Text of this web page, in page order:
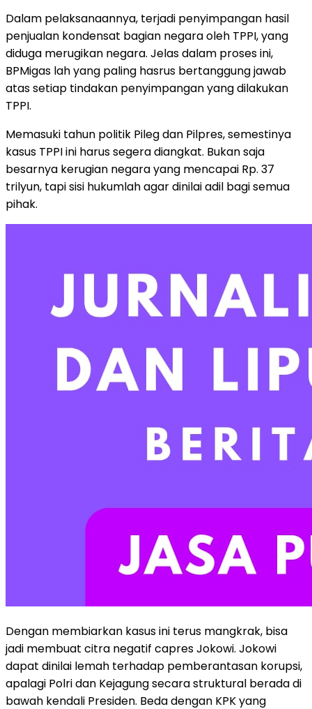
Dalam pelaksanaannya, terjadi penyimpangan hasil
penjualan kondensat bagian negara oleh TPPI, yang
diduga merugikan negara. Jelas dalam proses ini,
BPMigas lah yang paling hasrus bertanggung jawab
atas setiap tindakan penyimpangan yang dilakukan
TPPI.
Memasuki tahun politik Pileg dan Pilpres, semestinya
kasus TPPI ini harus segera diangkat. Bukan saja
besarnya kerugian negara yang mencapai Rp. 37
trilyun, tapi sisi hukumlah agar dinilai adil bagi semua
pihak.
Dengan membiarkan kasus ini terus mangkrak, bisa
jadi membuat citra negatif capres Jokowi. Jokowi
dapat dinilai lemah terhadap pemberantasan korupsi,
apalagi Polri dan Kejagung secara struktural berada di
bawah kendali Presiden. Beda dengan KPK yang